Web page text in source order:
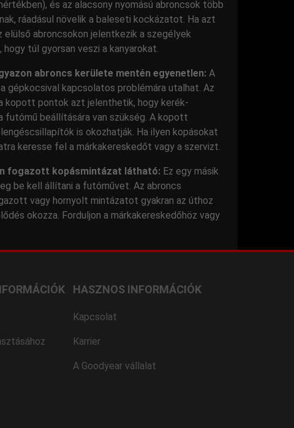
és az alacsony nyomású abroncsok több
ráadásul növelik a baleseti kockázatot. Ha azt
elülső abroncsokon jelentkezik a szegélyek
túl gyorsan veszi a kanyarokat.
abroncs kerülete mentén egyenetlen: A
gépkocsival kapcsolatos problémára utalhat. Az
kopott pontok azt jelenthetik, hogy kerék-
futómű beállítására van szükség. A kopott
is okozhatják. Ha ilyen kopásokat
keresse fel a márkakereskedőt vagy a szervizt.
fogazott kopásmintázat látható: Ez egy másik
be kell állítani a futóművet. Az abroncs
vagy hornyolt mintázatot gyakran az úthoz
okozza. Forduljon a márkakereskedőhöz vagy
HASZNOS INFORMÁCIÓK
Kapcsolat
Karrier
A Goodyear vállalat